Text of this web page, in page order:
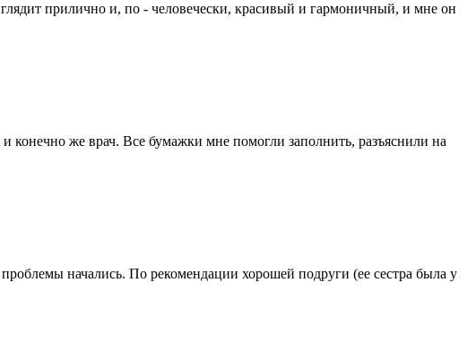
прилично и, по - человечески, красивый и гармоничный, и мне он
же врач. Все бумажки мне помогли заполнить, разъяснили на
начались. По рекомендации хорошей подруги (ее сестра была у